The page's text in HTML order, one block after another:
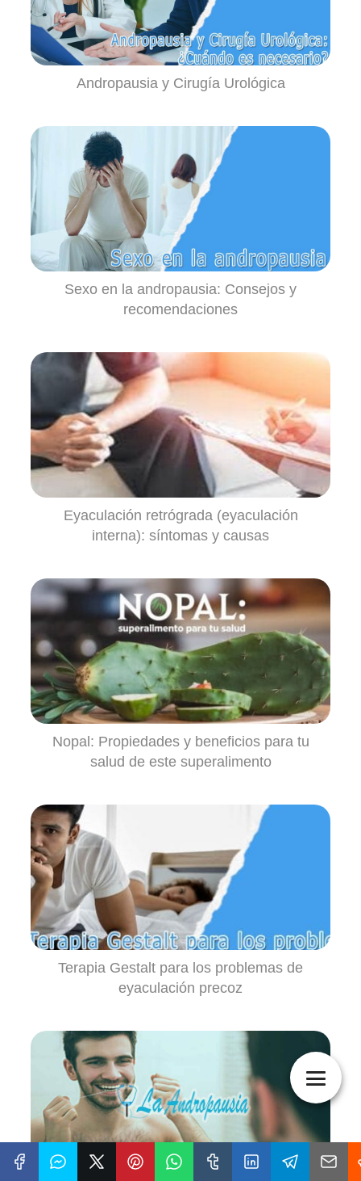
Andropausia y Cirugía Urológica
Sexo en la andropausia: Consejos y
recomendaciones
Eyaculación retrógrada (eyaculación
interna): síntomas y causas
Nopal: Propiedades y beneficios para tu
salud de este superalimento
Terapia Gestalt para los problemas de
eyaculación precoz